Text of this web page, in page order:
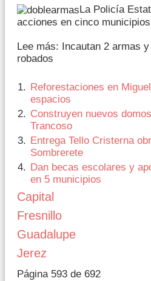
La Policía
acciones en cinco
Lee más: Incautan 2 armas
robados
Reforestaciones en
espacios
Construyen nuevos
Trancoso
Entrega Tello Cristerna
Sombrerete
Dan becas escolares y
en 5 municipios
Capital
Fresnillo
Guadalupe
Jerez
Página 593 de 692